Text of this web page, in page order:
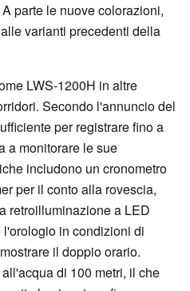
parte le nuove colorazioni,
varianti precedenti della
LWS-1200H in altre
Secondo l'annuncio del
per registrare fino a
a monitorare le sue
includono un cronometro
per il conto alla rovescia,
retroilluminazione a LED
in condizioni di
il doppio orario.
di 100 metri, il che